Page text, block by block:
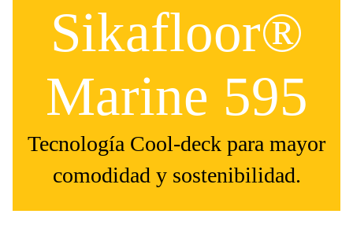
Sikafloor®
Marine 595
Tecnología Cool-deck para mayor
comodidad y sostenibilidad.